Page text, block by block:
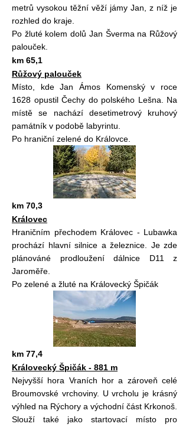
metrů vysokou těžní věží jámy Jan, z níž je
rozhled do kraje.
Po žluté kolem dolů Jan Šverma na Růžový
palouček
km 65,1
Růžový palouček
Místo, kde Jan Ámos Komenský v roce
1628 opustil Čechy do polského Lešna. Na
místě se nachází desetimetrový kruhový
památník v podobě labyrintu.
Po hraniční zelené do Královce.
km 70,3
Královec
Hraničním přechodem Královec - Lubawka
prochází hlavní silnice a železnice. Je zde
plánováné prodloužení dálnice D11 z
Jaroměře.
Po zelené a žluté na Královecký Špičák
km 77,4
Královecký Špičák - 881 m
Nejvyšší hora Vraních hor a zároveň celé
Broumovské vrchoviny. U vrcholu je krásný
výhled na Rýchory a východní část Krkonoš.
Slouží také jako startovací místo pro